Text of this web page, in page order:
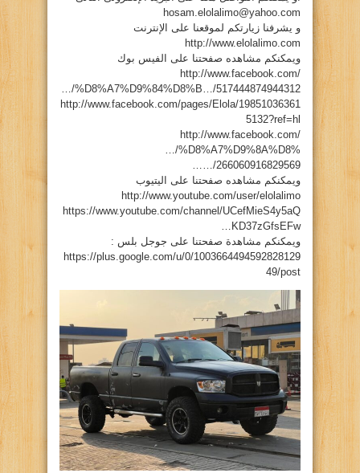
hosam.elolalimo@yahoo.com
و يشرفنا زيارتكم لموقعنا على الإنترنت
http://www.elolalimo.com
ويمكنكم مشاهده صفحتنا على الفيس بوك
http://www.facebook.com/
…/%D8%A7%D9%84%D8%B…/517444874944312
http://www.facebook.com/pages/Elola/19851036361
5132?ref=hl
http://www.facebook.com/
…/%D8%A7%D9%8A%D8%
…/266060916829569…
ويمكنكم مشاهده صفحتنا على اليتيوب
http://www.youtube.com/user/elolalimo
https://www.youtube.com/channel/UCefMieS4y5aQ
KD37zGfsEFw…
ويمكنكم مشاهدة صفحتنا على جوجل بلس :
https://plus.google.com/u/0/1003664494592828129
49/post